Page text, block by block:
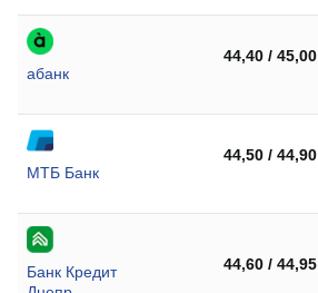
абанк
44,40 / 45,00
МТБ Банк
44,50 / 44,90
Банк Кредит
44,60 / 44,95